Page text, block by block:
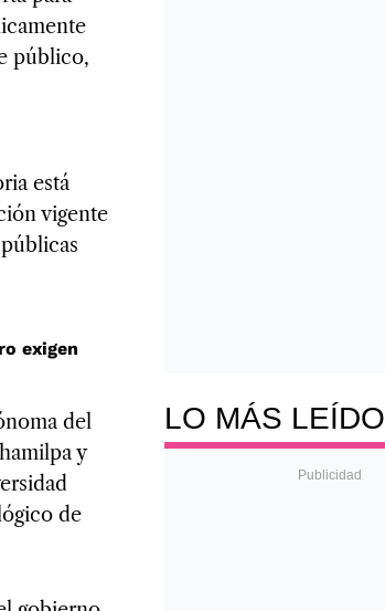
público,
está
vigente
exigen
del
y
de
LO MÁS LEÍDO